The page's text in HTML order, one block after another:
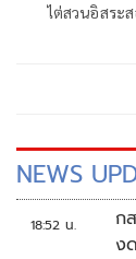
ไต่สวนอิสระ
NEWS
18:52 น.
ก
ง